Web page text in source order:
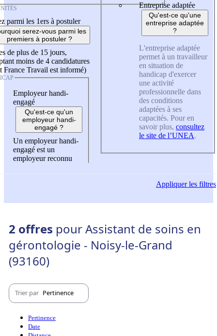
parmi les 1ers à postuler
serez-vous parmi les
premiers à postuler ?
de plus de 15 jours,
moins de 4 candidatures
France Travail est informé)
Employeur handi-
engagé
Qu'est-ce qu'un
employeur handi-
engagé ?
Un employeur handi-
engagé est un
employeur reconnu
Entreprise adaptée
Qu'est-ce qu'une
entreprise adaptée
?
L'entreprise adaptée
permet à un travailleur
en situation de
handicap d'exercer
une activité
professionnelle dans
des conditions
adaptées à ses
capacités. Pour en
savoir plus, consultez
le site de l’UNEA.
Appliquerles filtres
2 offres pour Assistant de soins en
gérontologie - Noisy-le-Grand
(93160)
Trier par Pertinence
Pertinence
Date